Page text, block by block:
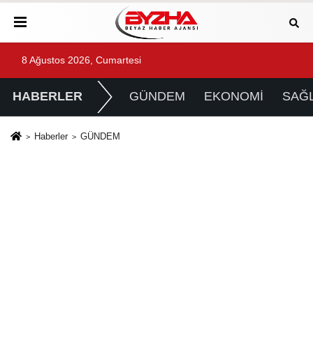
8 Ağustos 2026, Cumartesi
HABERLER GÜNDEM EKONOMİ
Haberler GÜNDEM